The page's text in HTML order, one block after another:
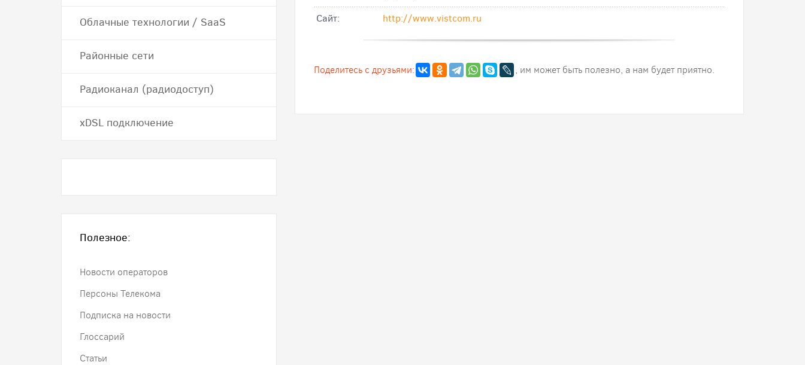
Cайт:
http://www.vistcom.ru
Поделитесь с друзьями: , им может быть полезно, а нам будет приятно.
Облачные технологии / SaaS
Районные сети
Радиоканал (радиодоступ)
хDSL подключение
Полезное:
Новости операторов
Персоны Телекома
Подписка на новости
Глоссарий
Статьи